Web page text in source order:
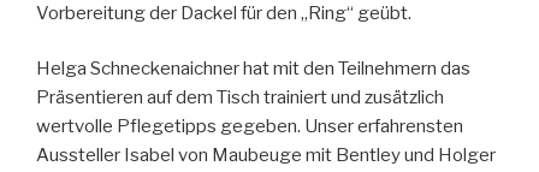
Vorbereitung der Dackel für den „Ring“ geübt.
Helga Schneckenaichner hat mit den Teilnehmern das
Präsentieren auf dem Tisch trainiert und zusätzlich
wertvolle Pflegetipps gegeben. Unser erfahrensten
Aussteller Isabel von Maubeuge mit Bentley und Holger